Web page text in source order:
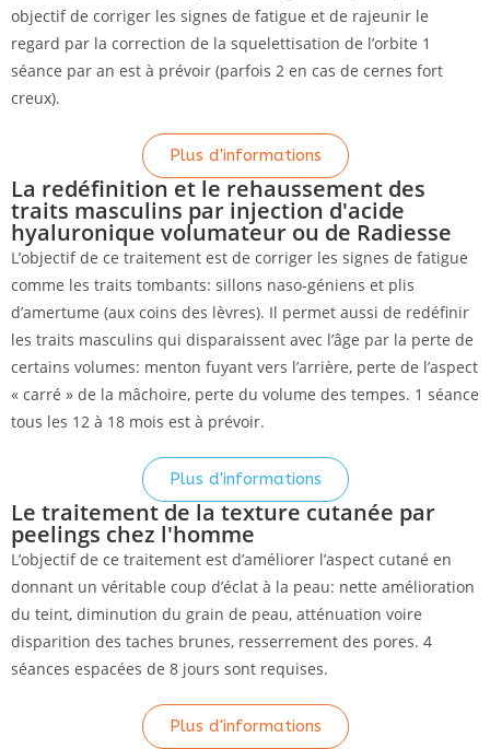
objectif de corriger les signes de fatigue et de rajeunir le
regard par la correction de la squelettisation de l’orbite 1
séance par an est à prévoir (parfois 2 en cas de cernes fort
creux).
Plus d'informations
La redéfinition et le rehaussement des
traits masculins par injection d'acide
hyaluronique volumateur ou de Radiesse
L’objectif de ce traitement est de corriger les signes de fatigue
comme les traits tombants: sillons naso-géniens et plis
d’amertume (aux coins des lèvres). Il permet aussi de redéfinir
les traits masculins qui disparaissent avec l’âge par la perte de
certains volumes: menton fuyant vers l’arrière, perte de l’aspect
« carré » de la mâchoire, perte du volume des tempes. 1 séance
tous les 12 à 18 mois est à prévoir.
Plus d'informations
Le traitement de la texture cutanée par
peelings chez l'homme
L’objectif de ce traitement est d’améliorer l’aspect cutané en
donnant un véritable coup d’éclat à la peau: nette amélioration
du teint, diminution du grain de peau, atténuation voire
disparition des taches brunes, resserrement des pores. 4
séances espacées de 8 jours sont requises.
Plus d'informations